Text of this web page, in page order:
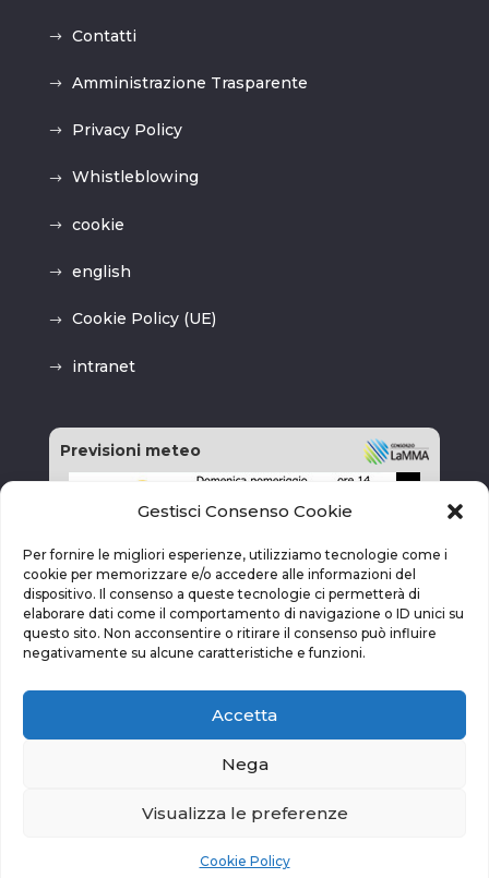
Gestisci Consenso Cookie
Per fornire le migliori esperienze, utilizziamo tecnologie come i
cookie per memorizzare e/o accedere alle informazioni del
dispositivo. Il consenso a queste tecnologie ci permetterà di
elaborare dati come il comportamento di navigazione o ID unici su
questo sito. Non acconsentire o ritirare il consenso può influire
negativamente su alcune caratteristiche e funzioni.
Accetta
Nega
Visualizza le preferenze
Cookie Policy
Contatti
Amministrazione Trasparente
Privacy Policy
Whistleblowing
cookie
english
Cookie Policy (UE)
intranet
Previsioni meteo